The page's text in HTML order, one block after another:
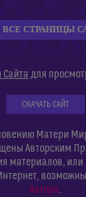
ВСЕ СТРАНИЦЫ
Сайта для
СКАЧАТЬ САЙТ
Матери
Авторским
материалов, или
Автора.